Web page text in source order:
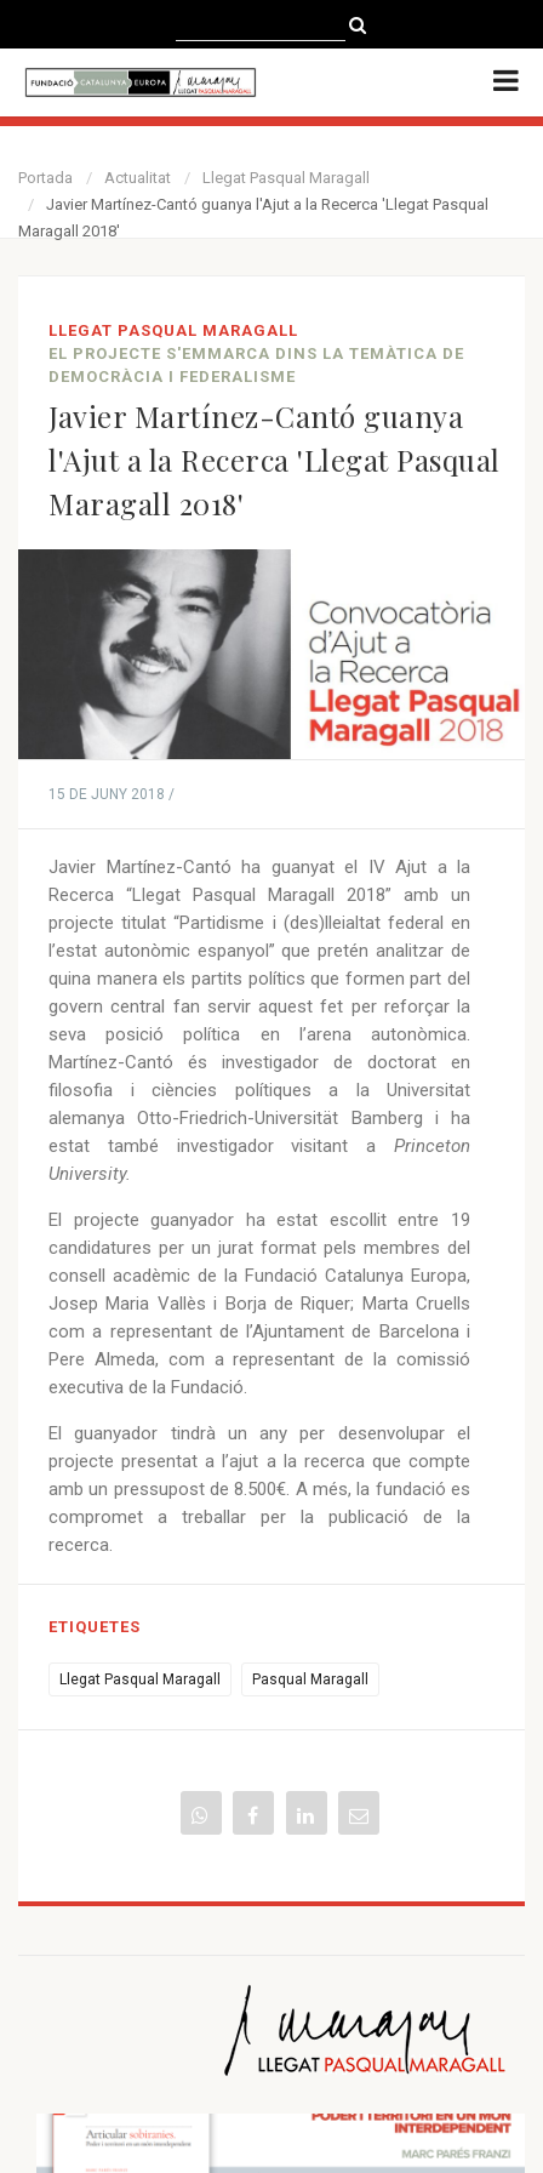
ENGLISH
Portada Actualitat
Llegat Pasqual Maragall
Javier Martínez-Cantó guanya l'Ajut a la Recerca 'Llegat Pasqual
Maragall 2018'
LLEGAT PASQUAL MARAGALL
EL PROJECTE S'EMMARCA DINS LA TEMÀTICA DE
DEMOCRÀCIA I FEDERALISME
Javier Martínez-Cantó guanya
l'Ajut a la Recerca 'Llegat Pasqual
Maragall 2018'
15 DE JUNY 2018 /
Javier Martínez-Cantó ha guanyat el IV Ajut a la
Recerca “Llegat Pasqual Maragall 2018” amb un
projecte titulat “Partidisme i (des)lleialtat federal en
l’estat autonòmic espanyol” que pretén analitzar de
quina manera els partits polítics que formen part del
govern central fan servir aquest fet per reforçar la
seva posició política en l’arena autonòmica.
Martínez-Cantó és investigador de doctorat en
filosofia i ciències polítiques a la Universitat
alemanya Otto-Friedrich-Universität Bamberg i ha
estat també investigador visitant a Princeton
University.
El projecte guanyador ha estat escollit entre 19
candidatures per un jurat format pels membres del
consell acadèmic de la Fundació Catalunya Europa,
Josep Maria Vallès i Borja de Riquer; Marta Cruells
com a representant de l’Ajuntament de Barcelona i
Pere Almeda, com a representant de la comissió
executiva de la Fundació.
El guanyador tindrà un any per desenvolupar el
projecte presentat a l’ajut a la recerca que compte
amb un pressupost de 8.500€. A més, la fundació es
compromet a treballar per la publicació de la
recerca.
ETIQUETES
Llegat Pasqual Maragall Pasqual Maragall